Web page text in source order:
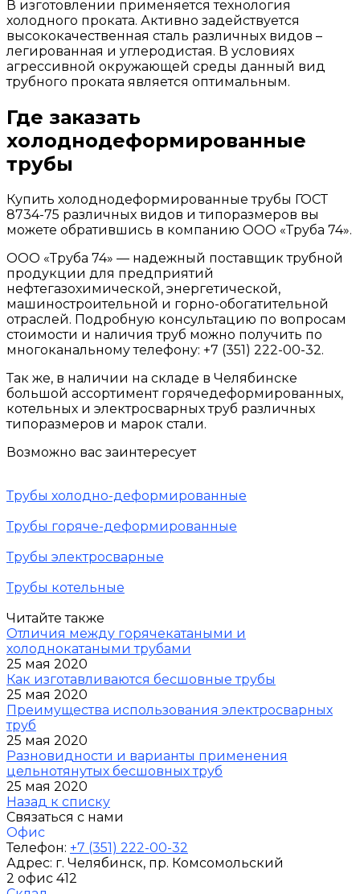
В изготовлении применяется технология
холодного проката. Активно задействуется
высококачественная сталь различных видов –
легированная и углеродистая. В условиях
агрессивной окружающей среды данный вид
трубного проката является оптимальным.
Где заказать
холоднодеформированные
трубы
Купить холоднодеформированные трубы ГОСТ
8734-75 различных видов и типоразмеров вы
можете обратившись в компанию ООО «Труба 74».
ООО «Труба 74» — надежный поставщик трубной
продукции для предприятий
нефтегазохимической, энергетической,
машиностроительной и горно-обогатительной
отраслей. Подробную консультацию по вопросам
стоимости и наличия труб можно получить по
многоканальному телефону: +7 (351) 222-00-32.
Так же, в наличии на складе в Челябинске
большой ассортимент горячедеформированных,
котельных и электросварных труб различных
типоразмеров и марок стали.
Возможно вас заинтересует
Трубы холодно-деформированные
Трубы горяче-деформированные
Трубы электросварные
Трубы котельные
Читайте также
Отличия между горячекатаными и
холоднокатаными трубами
25 мая 2020
Как изготавливаются бесшовные трубы
25 мая 2020
Преимущества использования электросварных
труб
25 мая 2020
Разновидности и варианты применения
цельнотянутых бесшовных труб
25 мая 2020
Назад к списку
Связаться с нами
Офис
Телефон: +7 (351) 222-00-32
Адрес: г. Челябинск, пр. Комсомольский
2 офис 412